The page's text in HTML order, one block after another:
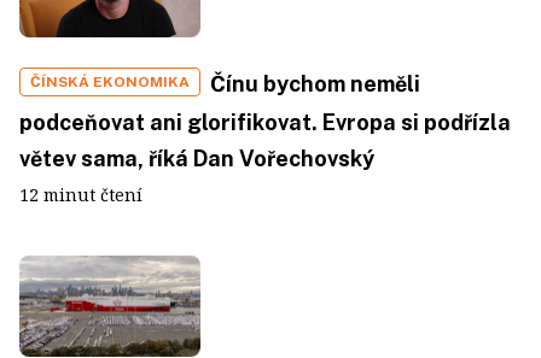
ČÍNSKÁ EKONOMIKA
Čínu bychom neměli
podceňovat ani glorifikovat. Evropa si podřízla
větev sama, říká Dan Vořechovský
12 minut čtení